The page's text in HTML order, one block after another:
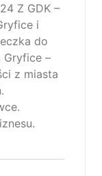
Z GDK –
i
do
Gryfice –
z miasta